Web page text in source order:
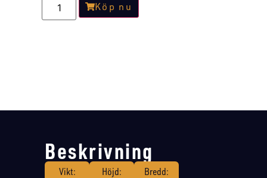
Köp nu
Beskrivning
Vikt:
Höjd:
Bredd: